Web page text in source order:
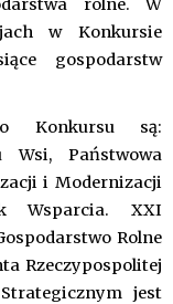
rolne. W
w Konkursie
gospodarstw
Konkursu są:
Wsi, Państwowa
i Modernizacji
Wsparcia. XXI
Rolne
Rzeczypospolitej
jest